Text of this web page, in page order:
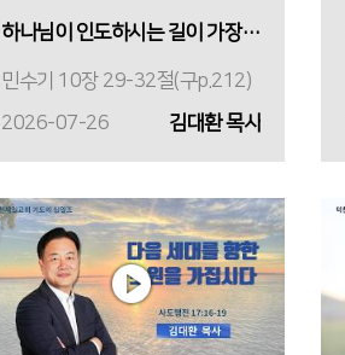
하나님이 인도하시는 길이 가장 복됩니다
민수기 10장 29-32절(구p.212)
2026-07-26
김대환 목사